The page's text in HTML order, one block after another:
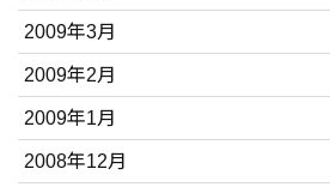
2009年3月
2009年2月
2009年1月
2008年12月